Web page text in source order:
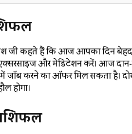
जी कहते हैं कि आज आपका दिन बेहद
एक्सरसाइज और मेडिटेशन करें। आज
जॉब करने का ऑफर मिल सकता है।
होगा।